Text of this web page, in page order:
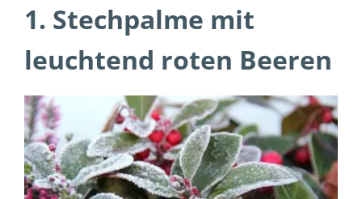
1. Stechpalme mit
leuchtend roten Beeren